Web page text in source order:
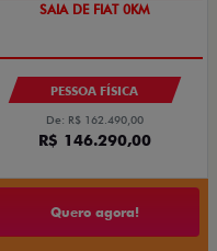
PESSOA FÍSICA
De: R$ 162.490,00
R$ 146.290,00
Quero agora!